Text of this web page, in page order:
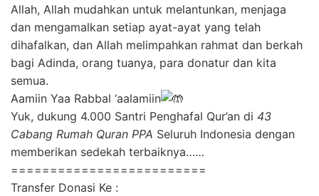
Allah, Allah mudahkan untuk melantunkan, menjaga
dan mengamalkan setiap ayat-ayat yang telah
dihafalkan, dan Allah melimpahkan rahmat dan berkah
bagi Adinda, orang tuanya, para donatur dan kita
semua.
Aamiin Yaa Rabbal ‘aalamiin
Yuk, dukung 4.000 Santri Penghafal Qur’an di 43
Cabang Rumah Quran PPA Seluruh Indonesia dengan
memberikan sedekah terbaiknya……
=========================
Transfer Donasi Ke :